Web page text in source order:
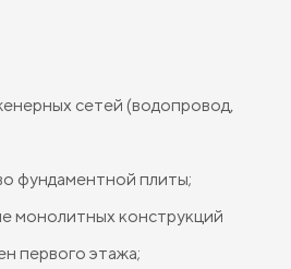
сетей (водопровод,
фундаментной плиты;
монолитных конструкций
первого этажа;